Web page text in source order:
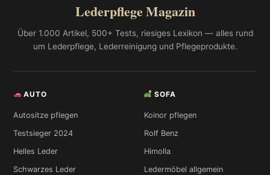
Lederpflege Magazin
Über 1.000 Artikel, 500+ Tests, riesiges Lexikon — alles rund
um Lederpflege, Lederreinigung und Pflegeprodukte.
AUTO
Autositze pflegen
Testsieger 2024
Helles Leder
Schwarzes Leder
SOFA
Koinor pflegen
Rolf Benz
Himolla
Ledermöbel allgemein